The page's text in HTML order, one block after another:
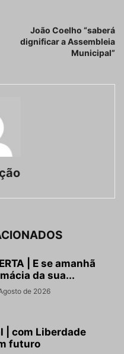
João Coelho “saberá
dignificar a Assembleia
Municipal”
| E se amanhã
da sua...
de 2026
| com Liberdade
futuro